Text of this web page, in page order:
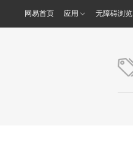
网易首页 应用 无障碍浏览